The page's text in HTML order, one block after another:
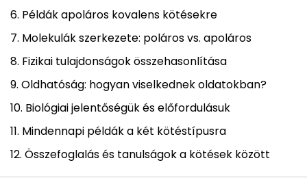
Példák apoláros kovalens kötésekre
Molekulák szerkezete: poláros vs. apoláros
Fizikai tulajdonságok összehasonlítása
Oldhatóság: hogyan viselkednek oldatokban?
Biológiai jelentőségük és előfordulásuk
Mindennapi példák a két kötéstípusra
Összefoglalás és tanulságok a kötések között